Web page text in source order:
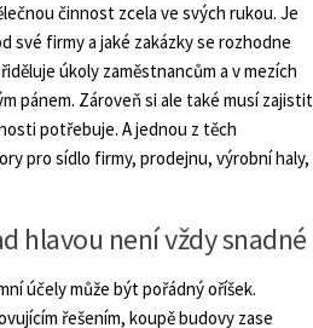
činnost zcela ve svých rukou. Je
své firmy a jaké zakázky se rozhodne
úkoly zaměstnancům a v mezích
pánem. Zároveň si ale také musí zajistit
potřebuje. A jednou z těch
pro sídlo firmy, prodejnu, výrobní haly,
hlavou není vždy snadné
účely může být pořádný oříšek.
řešením, koupě budovy zase